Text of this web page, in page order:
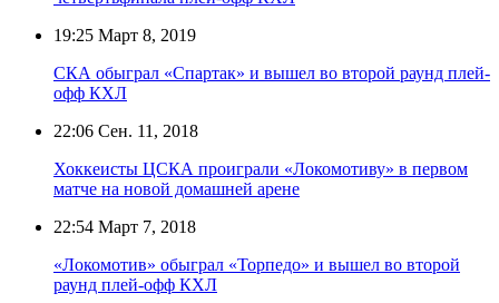
19:25 Март 8, 2019
СКА обыграл «Спартак» и вышел во второй раунд плей-
офф КХЛ
22:06 Сен. 11, 2018
Хоккеисты ЦСКА проиграли «Локомотиву» в первом
матче на новой домашней арене
22:54 Март 7, 2018
«Локомотив» обыграл «Торпедо» и вышел во второй
раунд плей-офф КХЛ